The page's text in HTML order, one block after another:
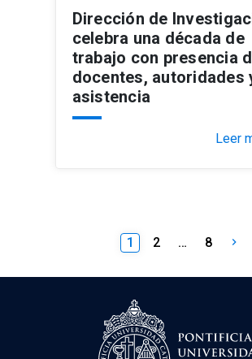
Dirección de
celebra una década de
trabajo con presencia
docentes, autoridades
asistencia
Leer
entradas
1 2 … 8 keyboard_arrow_right